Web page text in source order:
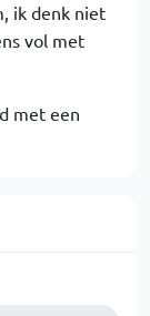
ik denk niet
vol met
met een